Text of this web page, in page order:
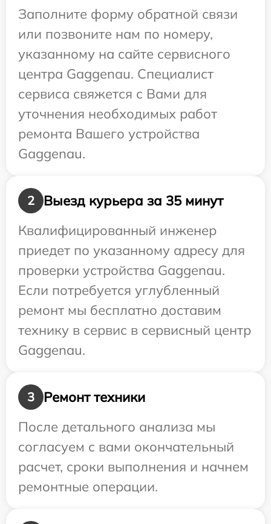
Заполните форму обратной связи
или позвоните нам по номеру,
указанному на сайте сервисного
центра Gaggenau. Специалист
сервиса свяжется с Вами для
уточнения необходимых работ
ремонта Вашего устройства
Gaggenau.
2
Выезд курьера за 35 минут
Квалифицированный инженер
приедет по указанному адресу для
проверки устройства Gaggenau.
Если потребуется углубленный
ремонт мы бесплатно доставим
технику в сервис в сервисный центр
Gaggenau.
3
Ремонт техники
После детального анализа мы
согласуем с вами окончательный
расчет, сроки выполнения и начнем
ремонтные операции.